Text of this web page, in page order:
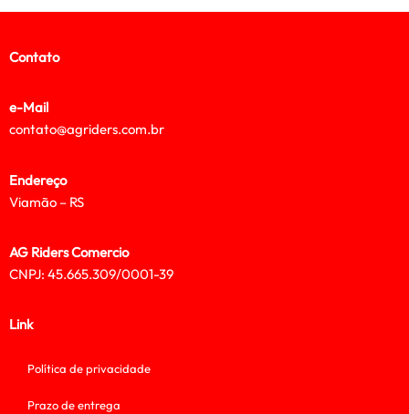
Contato
e-Mail
contato@agriders.com.br
Endereço
Viamão – RS
AG Riders Comercio
CNPJ: 45.665.309/0001-39
Link
Política de privacidade
Prazo de entrega